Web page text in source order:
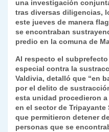
p
p
m o
o
k
ie
n
dl
y
ar
tir
una investigación
tras diversas diligencias,
este jueves de manera
se encontraban
predio en la comuna de
Al respecto el
especial contra la
Valdivia, detalló que “en
por el delito de
esta unidad procedieron
en el sector de Tripayante
que permitieron detener
personas que se